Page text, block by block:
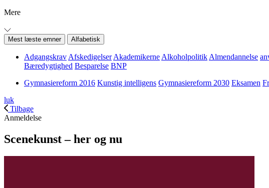
Mere
Mest læste emner Alfabetisk
Adgangskrav Afskedigelser Akademikerne Alkoholpolitik Almendannelse
Bæredygtighed Besparelse BNP
Gymnasiereform 2016 Kunstig intelligens Gymnasiereform 2030 Eksamen
luk
Tilbage
Anmeldelse
Scenekunst – her og nu